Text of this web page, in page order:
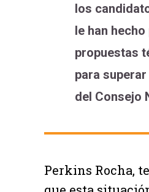
los
le han
propuestas
para
del Consejo
Perkins Rocha,